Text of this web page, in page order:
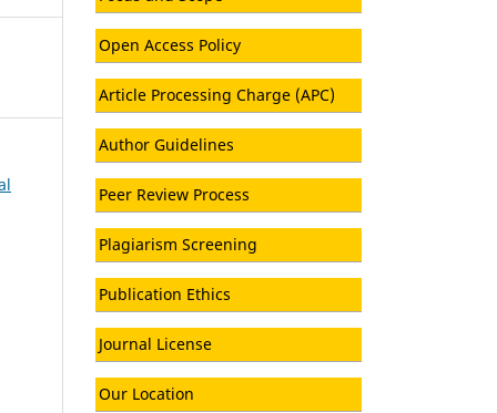
Open Access Policy
Article Processing Charge (APC)
Author Guidelines
Peer Review Process
Plagiarism Screening
Publication Ethics
Journal License
Our Location